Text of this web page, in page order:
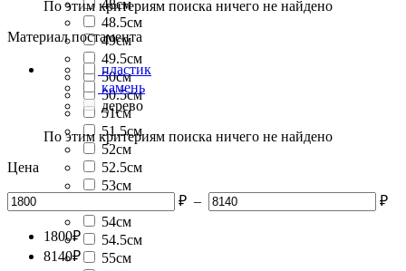
48см
48.5см
49см
49.5см
50см
50.5см
51см
51.5см
52см
52.5см
53см
54см
54.5см
55см
По этим критериям поиска ничего не найдено
Материал постамента
пластик
камень
дерево
По этим критериям поиска ничего не найдено
Цена
₽ – ₽
1800₽
8140₽